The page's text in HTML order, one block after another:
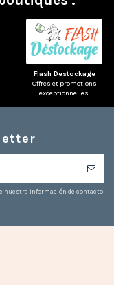
Flash Destockage
Offres et promotions
exceptionnelles.
nuestra información de contacto